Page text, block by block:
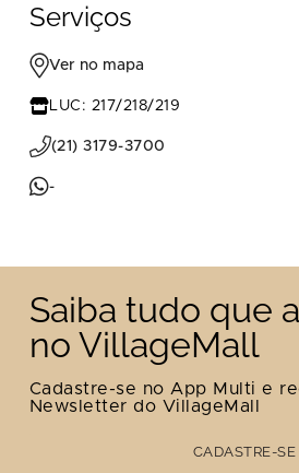
Serviços
Ver no mapa
LUC: 217/218/219
(21) 3179-3700
-
Saiba tudo que
no VillageMall
Cadastre-se no App Multi e
Newsletter do VillageMall
CADASTRE-SE